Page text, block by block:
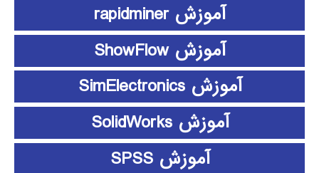
آموزش rapidminer
آموزش ShowFlow
آموزش SimElectronics
آموزش SolidWorks
آموزش SPSS